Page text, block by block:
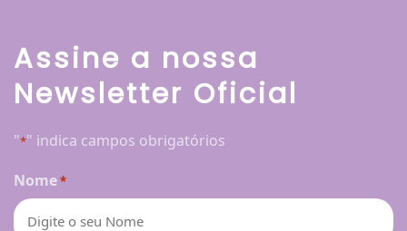
Assine a nossa
Newsletter Oficial
"*" indica campos obrigatórios
Nome*